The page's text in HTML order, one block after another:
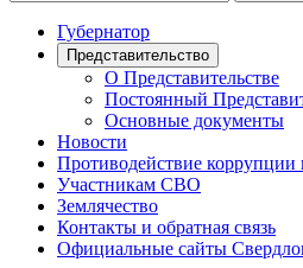
Губернатор
Представительство
О Представительстве
Постоянный
Основные документы
Новости
Противодействие
Участникам СВО
Землячество
Контакты и обратная связь
Официальные сайты